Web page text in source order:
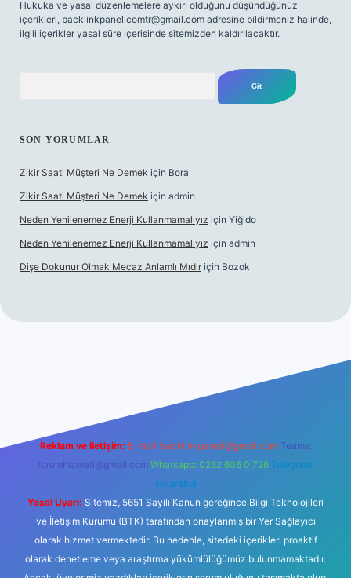
Hukuka ve yasal düzenlemelere aykırı olduğunu düşündüğünüz
içerikleri, backlinkpanelicomtr@gmail.com adresine bildirmeniz halinde,
ilgili içerikler yasal süre içerisinde sitemizden kaldırılacaktır.
SON YORUMLAR
Zikir Saati Müşteri Ne Demek için Bora
Zikir Saati Müşteri Ne Demek için admin
Neden Yenilenemez Enerji Kullanmamalıyız için Yiğido
Neden Yenilenemez Enerji Kullanmamalıyız için admin
Dişe Dokunur Olmak Mecaz Anlamlı Mıdır için Bozok
Reklam ve İletişim: E-mail: backlinkpaneli@gmail.com Teams:
forumhizmeti@gmail.com Whatsapp: 0262 606 0 726 Telegram:
@karabul
Yasal Uyarı: Sitemiz, 5651 Sayılı Kanun gereğince Bilgi Teknolojileri
ve İletişim Kurumu (BTK) tarafından onaylanmış bir Yer Sağlayıcı
olarak hizmet vermektedir. Bu nedenle, sitedeki içerikleri proaktif
olarak denetleme veya araştırma yükümlülüğümüz bulunmamaktadır.